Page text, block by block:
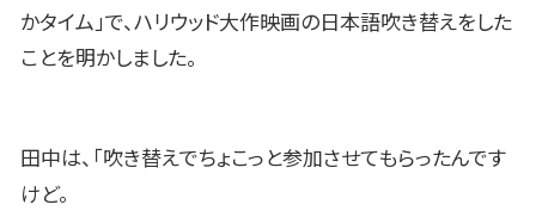
かタイム」で、ハリウッド大作映画の日本語吹き替えをした
ことを明かしました。
田中は、「吹き替えでちょこっと参加させてもらったんです
けど。